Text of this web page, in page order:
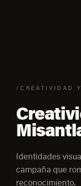
/CREATIVIDAD
Identidades
campaña que
reconocimiento.